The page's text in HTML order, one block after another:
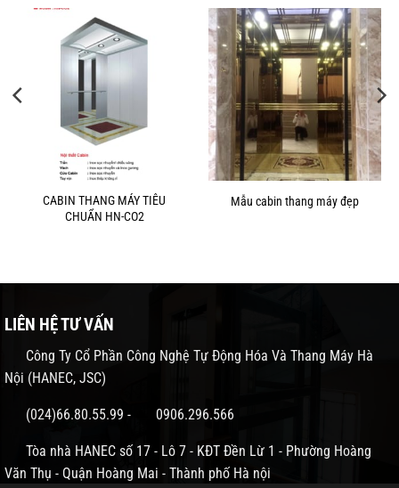
CABIN THANG MÁY TIÊU
CHUẨN HN-CO2
Mẫu cabin thang máy đẹp
LIÊN HỆ TƯ VẤN
Công Ty Cổ Phần Công Nghệ Tự Động Hóa Và Thang Máy Hà
Nội (HANEC, JSC)
(024)66.80.55.99 - 0906.296.566
Tòa nhà HANEC số 17 - Lô 7 - KĐT Đền Lừ 1 - Phường Hoàng
Văn Thụ - Quận Hoàng Mai - Thành phố Hà nội